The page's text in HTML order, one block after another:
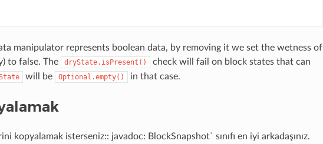
manipulator represents boolean data, by removing it we set the wetness of
to false. The
dryState.isPresent()
check will fail on block states that can
will be Optional.empty() in that case.
kopyalamak isterseniz:: javadoc: BlockSnapshot` sınıfı en iyi arkadaşınız.